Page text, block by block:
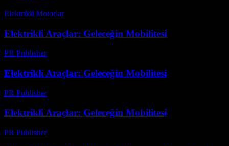
Elektrikli Motorlar-
Elektrikli Araçlar: Geleceğin Mobilitesi
PR Publisher-
Elektrikli Araçlar: Geleceğin Mobilitesi
PR Publisher-
Elektrikli Araçlar: Geleceğin Mobilitesi
PR Publisher-